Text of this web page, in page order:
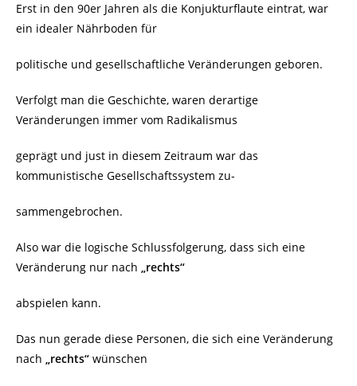
Erst in den 90er Jahren als die Konjukturflaute eintrat, war
ein idealer Nährboden für
politische und gesellschaftliche Veränderungen geboren.
Verfolgt man die Geschichte, waren derartige
Veränderungen immer vom Radikalismus
geprägt und just in diesem Zeitraum war das
kommunistische Gesellschaftssystem zu-
sammengebrochen.
Also war die logische Schlussfolgerung, dass sich eine
Veränderung nur nach „rechts“
abspielen kann.
Das nun gerade diese Personen, die sich eine Veränderung
nach „rechts“ wünschen